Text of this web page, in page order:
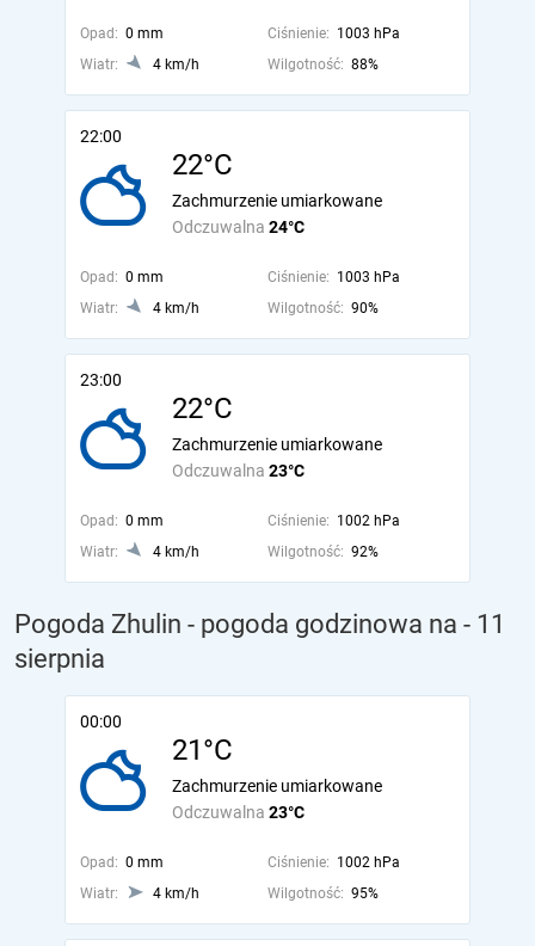
Opad: 0 mm Ciśnienie: 1003 hPa
Wiatr:
4 km/h Wilgotność: 88%
22:00
22°C
Odczuwalna 24°C
Zachmurzenie umiarkowane
Opad: 0 mm Ciśnienie: 1003 hPa
Wiatr:
4 km/h Wilgotność: 90%
23:00
22°C
Odczuwalna 23°C
Zachmurzenie umiarkowane
Opad: 0 mm Ciśnienie: 1002 hPa
Wiatr:
4 km/h Wilgotność: 92%
Pogoda Zhulin - pogoda godzinowa na - 11
sierpnia
00:00
21°C
Odczuwalna 23°C
Zachmurzenie umiarkowane
Opad: 0 mm Ciśnienie: 1002 hPa
Wiatr:
4 km/h Wilgotność: 95%